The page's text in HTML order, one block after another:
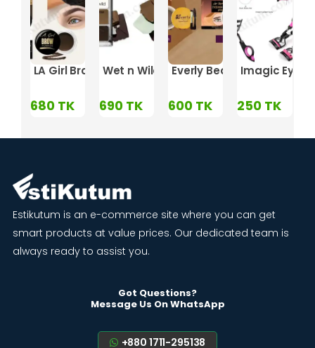
Eyebrow Pomade & Cream Contour
LA Girl Brow Pomade (Dark Brown)
680 TK
Wet n Wild Ultimate Brow Kit - Ash
690 TK
Everly Beauties Eyebrow
600 TK
Imagic
250 TK
Estikutum is an e-commerce site where you can get
smart products at value prices. Our dedicated team is
always ready to assist you.
Got Questions?
Message Us On WhatsApp
+880 1711-295138